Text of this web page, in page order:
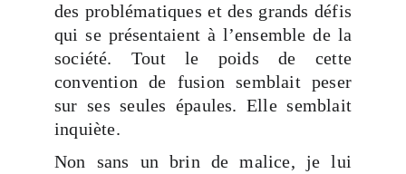
des problématiques et des grands défis
qui se présentaient à l’ensemble de la
société. Tout le poids de cette
convention de fusion semblait peser
sur ses seules épaules. Elle semblait
inquiète.
Non sans un brin de malice, je lui